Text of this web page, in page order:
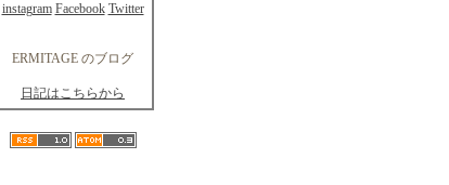
instagram Facebook Twitter
ERMITAGE のブログ
日記はこちらから